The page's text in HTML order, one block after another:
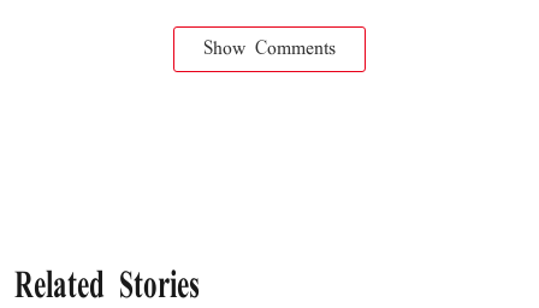
Show Comments
Related Stories